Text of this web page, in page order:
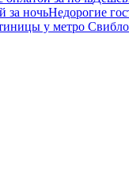
за ночьНедорогие
у метро